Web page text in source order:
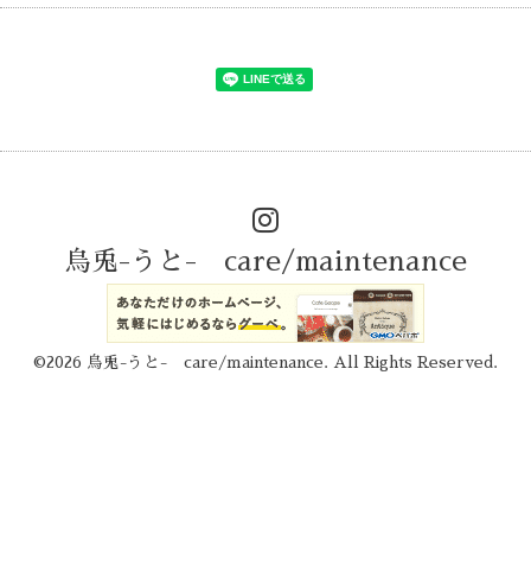
烏兎-うと- care/maintenance
©2026 烏兎-うと- care/maintenance . All Rights Reserved.